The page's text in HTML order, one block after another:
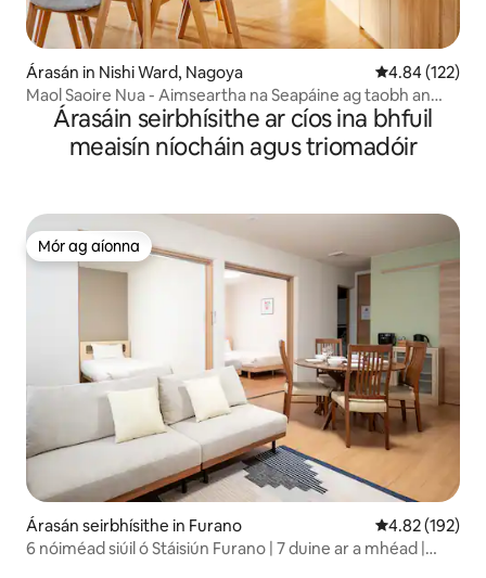
Árasán in Nishi Ward, Nagoya Meánrátáil
4.84 (122)
Maol Saoire Nua - Aimseartha na Seapáine ag taobh an
Chaisleáin
Árasáin seirbhísithe ar cíos ina bhfuil
meaisín níocháin agus triomadóir
Mór ag aíonna
Mór ag aíonna
Árasán seirbhísithe in Furano Meánrátáil
4.82 (192)
6 nóiméad siúil ó Stáisiún Furano | 7 duine ar a mhéad |